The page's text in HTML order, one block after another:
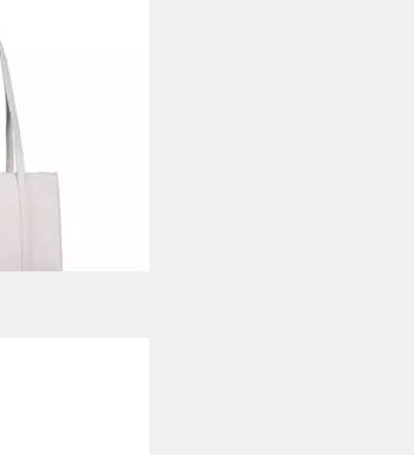
Schultertasche
Patch
bei dir